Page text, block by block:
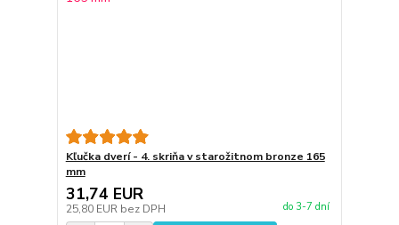
Kľučka dverí - 4. skriňa v starožitnom bronze 165
mm
31,74 EUR
25,80 EUR bez DPH do 3-7 dní